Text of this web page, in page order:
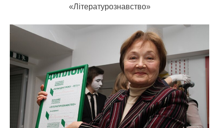
«Літературознавство»